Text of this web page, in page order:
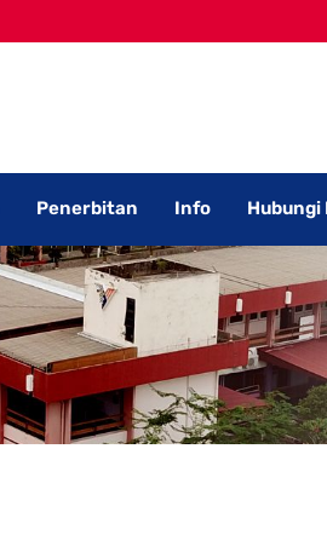
Penerbitan Info Hubungi